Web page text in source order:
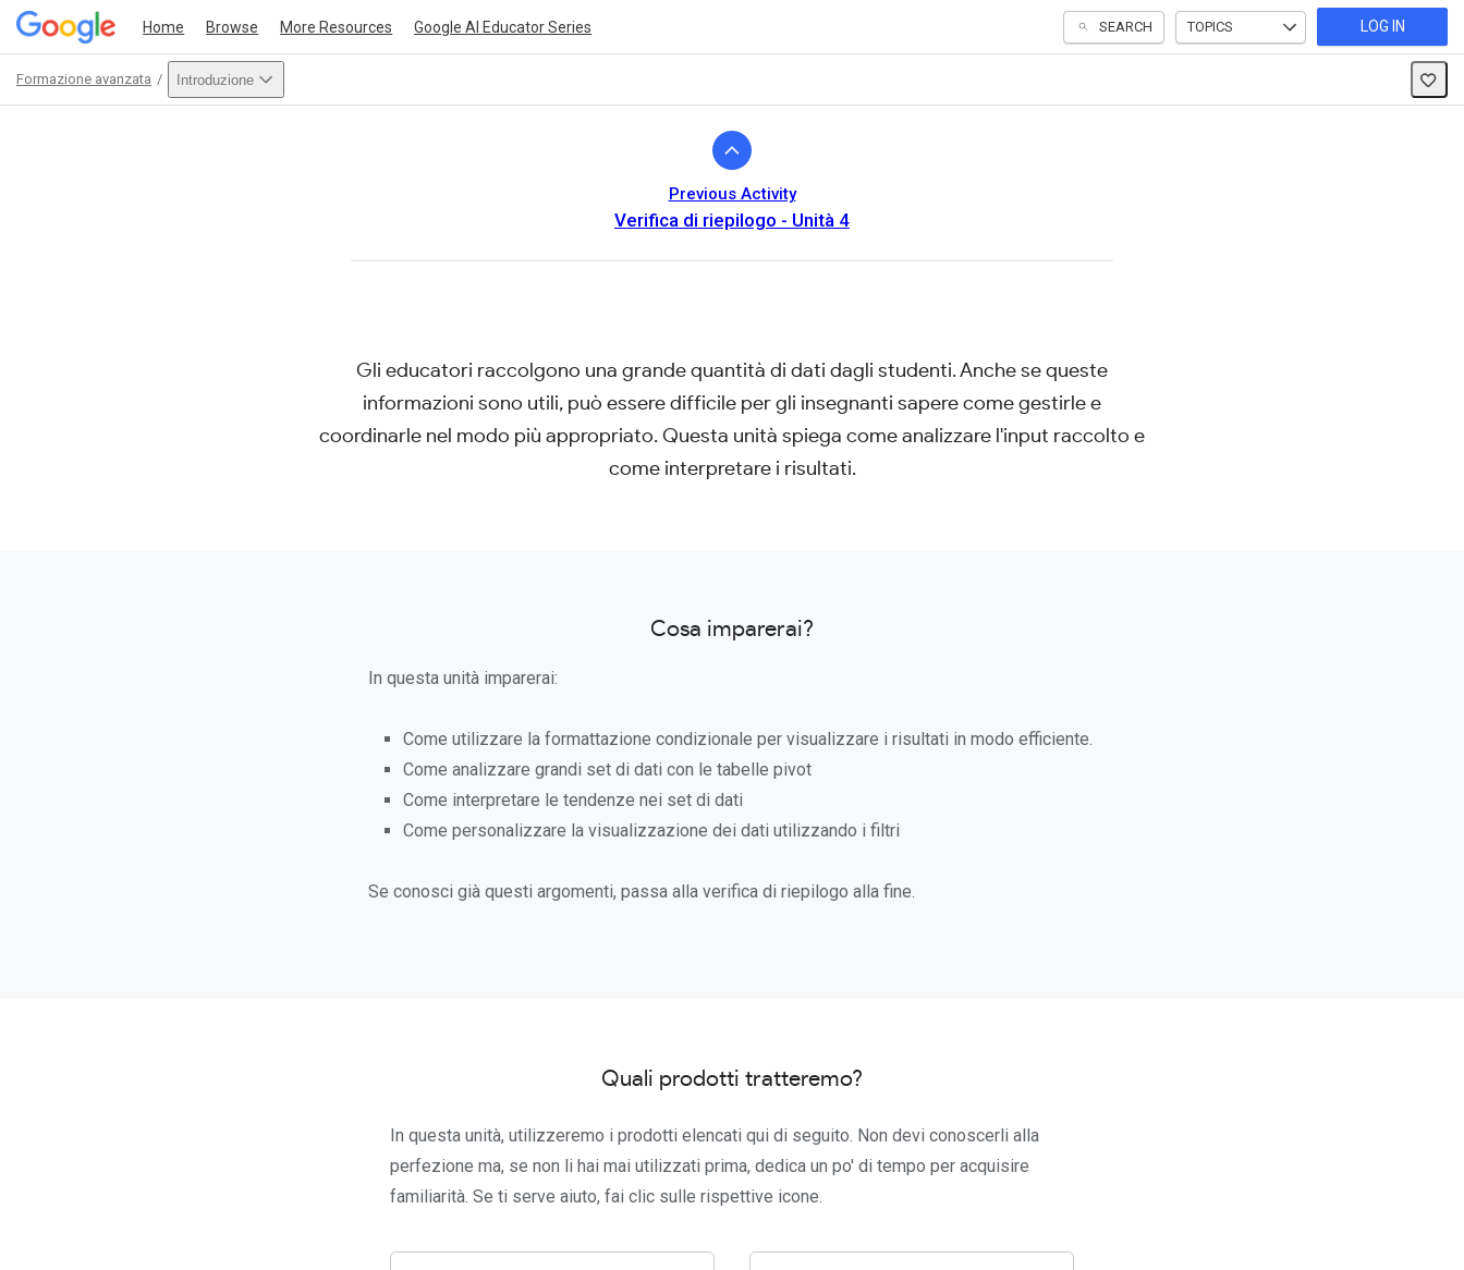
Home Browse More Resources Google AI Educator Series SEARCH TOPICS LOG IN
Formazione avanzata Introduzione
Previous Activity
Verifica di riepilogo - Unità 4
This activity is also available in English. View activity
Gli educatori raccolgono una grande quantità di dati dagli studenti. Anche se queste
informazioni sono utili, può essere difficile per gli insegnanti sapere come gestirle e
coordinarle nel modo più appropriato. Questa unità spiega come analizzare l'input raccolto e
come interpretare i risultati.
Cosa imparerai?
In questa unità imparerai:
Come utilizzare la formattazione condizionale per visualizzare i risultati in modo efficiente.
Come analizzare grandi set di dati con le tabelle pivot
Come interpretare le tendenze nei set di dati
Come personalizzare la visualizzazione dei dati utilizzando i filtri
Se conosci già questi argomenti, passa alla verifica di riepilogo alla fine.
Quali prodotti tratteremo?
In questa unità, utilizzeremo i prodotti elencati qui di seguito. Non devi conoscerli alla
perfezione ma, se non li hai mai utilizzati prima, dedica un po' di tempo per acquisire
familiarità. Se ti serve aiuto, fai clic sulle rispettive icone.